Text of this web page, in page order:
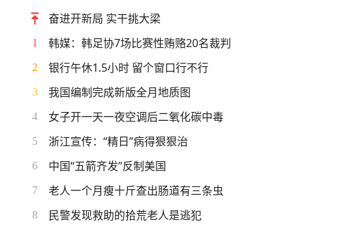
奋进开新局 实干挑大梁
1 韩媒：韩足协7场比赛性贿赂20名裁判
2 银行午休1.5小时 留个窗口行不行
3 我国编制完成新版全月地质图
4 女子开一天一夜空调后二氧化碳中毒
5 浙江宣传：“精日”病得狠狠治
6 中国“五箭齐发”反制美国
7 老人一个月瘦十斤查出肠道有三条虫
8 民警发现救助的拾荒老人是逃犯